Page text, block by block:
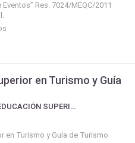
Res. 7024/MEQC/2011
en Turismo y Guía
LA SUISSE CEPEC EDUCACIÓN SUPERIOR
en Turismo y Guía de Turismo